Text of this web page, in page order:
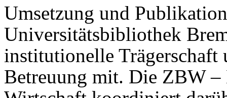
Umsetzung und
Universitätsbibliothek
institutionelle
Betreuung mit. Die ZBW